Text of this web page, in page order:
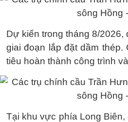
Dự kiến trong tháng 8/
giai đoạn lắp đặt dầm thép.
tiêu hoàn thành công trình
Tại khu vực phía Long